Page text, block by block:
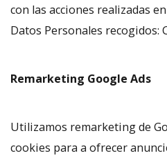
con las acciones realizadas
Datos Personales recogidos:
Remarketing Google Ads
Utilizamos remarketing de
cookies para a ofrecer